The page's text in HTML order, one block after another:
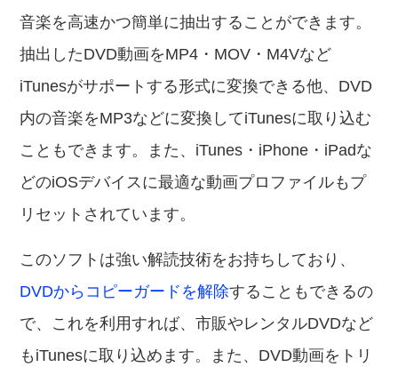
音楽を高速かつ簡単に抽出することができます。
抽出したDVD動画をMP4・MOV・M4Vなど
iTunesがサポートする形式に変換できる他、DVD
内の音楽をMP3などに変換してiTunesに取り込む
こともできます。また、iTunes・iPhone・iPadな
どのiOSデバイスに最適な動画プロファイルもプ
リセットされています。
このソフトは強い解読技術をお持ちしており、
DVDからコピーガードを解除することもできるの
で、これを利用すれば、市販やレンタルDVDなど
もiTunesに取り込めます。また、DVD動画をトリ